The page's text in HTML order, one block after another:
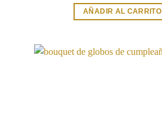
AÑADIR AL CARRITO